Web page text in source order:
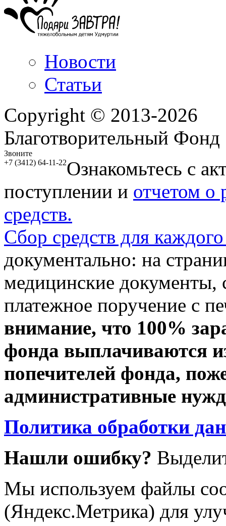
Новости
Статьи
Copyright © 2013-2026
Благотворительный
Звоните
+7 (3412) 64-11-22Ознакомьтесь с
поступлении и отчетом о
средств.
Сбор средств для
документально: на
медицинские документы,
платежное поручение с
внимание, что 100%
фонда выплачиваются
попечителей фонда,
административные
Политика обработки
Нашли ошибку?
Мы используем файлы
(Яндекс.Метрика) для